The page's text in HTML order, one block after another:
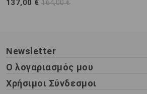
137,00 €164,00 €
Newsletter
Ο λογαριασμός μου
Χρήσιμοι Σύνδεσμοι